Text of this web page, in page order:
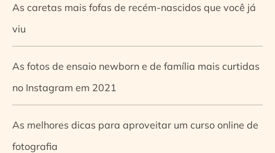
As caretas mais fofas de recém-nascidos que você já
viu
As fotos de ensaio newborn e de família mais curtidas
no Instagram em 2021
As melhores dicas para aproveitar um curso online de
fotografia